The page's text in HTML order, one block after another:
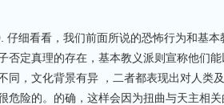
细看看，我们前面所说的恐怖行为和基本
否定真理的存在，基本教义派则宣称他们
同，文化背景有异 ，二者都表现出对人类
危险的。的确，这样会因为扭曲与天主相